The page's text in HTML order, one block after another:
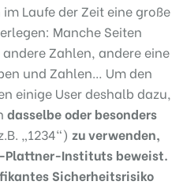
Laufe der Zeit eine große
Manche Seiten
Zahlen, andere eine
und Zahlen… Um den
einige User deshalb dazu,
dasselbe oder besonders
„1234“) zu verwenden,
Plattner-Instituts beweist.
Sicherheitsrisiko